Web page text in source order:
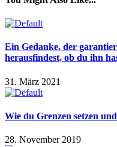
Ein Gedanke, der
herausfindest, ob du ihn
31. März 2021
Wie du Grenzen setzen
28. November 2019